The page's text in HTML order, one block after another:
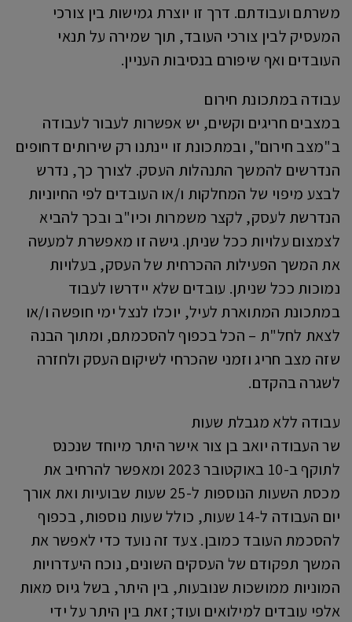
משרתם ועבודתם. דרך זו יוצרת גמישות בין צורכי
המעסיק לבין צורכי העובד, תוך שמירה על תנאי
העובדים ואף שיפורם בנסיבות העניין.
עבודה במתכונת חירום
במצבים חריגים וקשים, יש אפשרות לעבור לעבודה
ב"מצב חירום", ובמתכונת זו יינתנו רק שירותים דחופים
הנדרשים להמשך התנהלות העסק. לצורך כך, נדרש
לבצע מיפוי של המחלקות ו/או העובדים לפי החיוניות
הנדרשת לעסק, לקצר משמרות וכיו"ב ובכך להביא
לצמצום עלויות ככל שניתן. גישה זו מאפשרת למעשה
את המשך הפעילות ההכרחית של העסק, בעלויות
נמוכות ככל שניתן. עובדים שלא יידרשו לעבוד
במתכונת המתוארת לעיל, יוכלו לנצל ימי חופשה ו/או
לצאת לחל"ת – הכל בכפוף להסכמתם, ומתוך הבנה
שזה מצב חריג וזמני שהכרחי לשיקום העסק ולחזרה
לשגרה בהקדם.
עבודה ללא מגבלת שעות
שר העבודה יואב בן צור אישר היתר מיוחד שנכנס
לתוקף ב-10 באוקטובר 2023 ומאפשר להרחיב את
מכסת השעות הנוספות ל-25 שעות שבועיות ואת אורך
יום העבודה ל-14 שעות, כולל שעות נוספות, בכפוף
להסכמת העובד כמובן. צעד זה נועד כדי לאפשר את
המשך תפקודם של העסקים השונים, נוכח היעדרויות
המוניות ממושכות שנובעות, בין היתר, בשל גיוס מאות
אלפי עובדים למילואים ועוד; זאת בין היתר על ידי